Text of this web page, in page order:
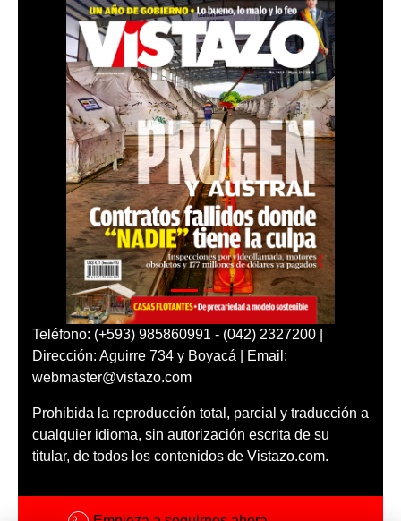
Teléfono: (+593) 985860991 - (042) 2327200 |
Dirección: Aguirre 734 y Boyacá | Email:
webmaster@vistazo.com
Prohibida la reproducción total, parcial y traducción a
cualquier idioma, sin autorización escrita de su
titular, de todos los contenidos de Vistazo.com.